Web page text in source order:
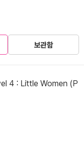
보관함
4 : Little Women (P